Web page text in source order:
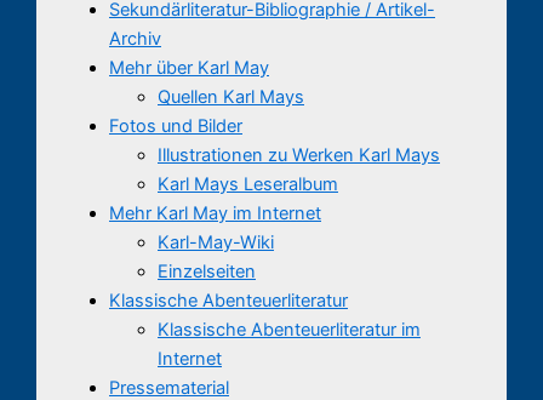
Sekundärliteratur-Bibliographie / Artikel-
Archiv
Mehr über Karl May
Quellen Karl Mays
Fotos und Bilder
Illustrationen zu Werken Karl Mays
Karl Mays Leseralbum
Mehr Karl May im Internet
Karl-May-Wiki
Einzelseiten
Klassische Abenteuerliteratur
Klassische Abenteuerliteratur im
Internet
Pressematerial